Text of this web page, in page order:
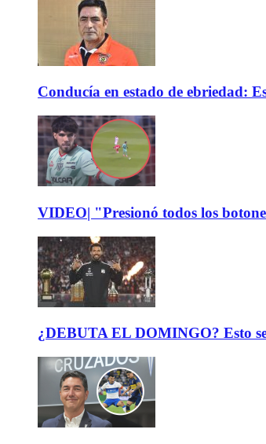
Conducía en estado de ebriedad:
VIDEO| "Presionó todos los
¿DEBUTA EL DOMINGO? Esto